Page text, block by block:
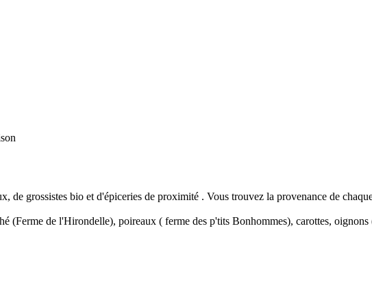
de grossistes bio et d'épiceries de proximité . Vous trouvez la provenance de
(Ferme de l'Hirondelle), poireaux ( ferme des p'tits Bonhommes), carottes,